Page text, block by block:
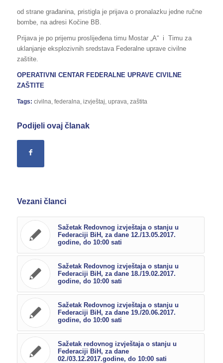
od strane građanina, pristigla je prijava o pronalazku jedne ručne
bombe, na adresi Kočine BB.
Prijava je po prijemu proslijeđena timu Mostar „A“ i Timu za
uklanjanje eksplozivnih sredstava Federalne uprave civilne
zaštite.
OPERATIVNI CENTAR FEDERALNE UPRAVE CIVILNE
ZAŠTITE
Tags: civilna federalna izvještaj uprava zaštita
Podijeli ovaj članak
Vezani članci
Sažetak Redovnog izvještaja o stanju u
Federaciji BiH, za dane 12./13.05.2017.
godine, do 10:00 sati
Sažetak Redovnog izvještaja o stanju u
Federaciji BiH, za dane 18./19.02.2017.
godine, do 10:00 sati
Sažetak Redovnog izvještaja o stanju u
Federaciji BiH, za dane 19./20.06.2017.
godine, do 10:00 sati
Sažetak redovnog izvještaja o stanju u
Federaciji BiH, za dane
02./03.12.2017.godine, do 10:00 sati